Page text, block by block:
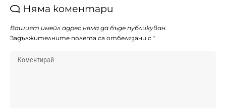
Няма коментари
Вашият имейл адрес няма да бъде публикуван.
Задължителните полета са отбелязани с *